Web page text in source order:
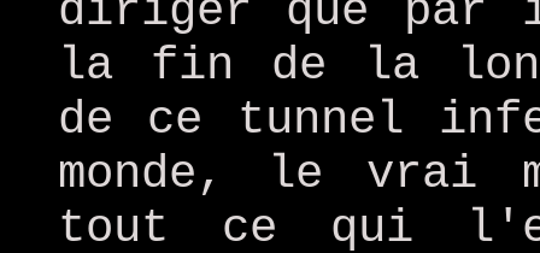
diriger que
la fin de la
de ce tunnel
monde, le vrai
tout ce qui